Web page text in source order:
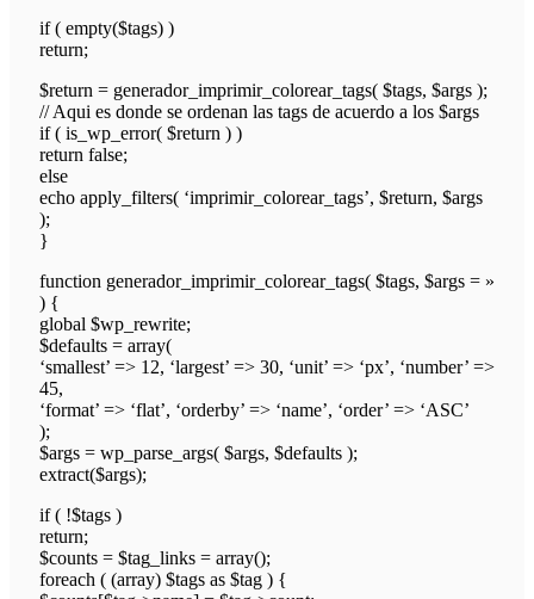
if ( empty($tags) )
return;
$return = generador_imprimir_colorear_tags( $tags, $args );
// Aqui es donde se ordenan las tags de acuerdo a los $args
if ( is_wp_error( $return ) )
return false;
else
echo apply_filters( ‘imprimir_colorear_tags’, $return, $args
);
}
function generador_imprimir_colorear_tags( $tags, $args = »
) {
global $wp_rewrite;
$defaults = array(
‘smallest’ => 12, ‘largest’ => 30, ‘unit’ => ‘px’, ‘number’ =>
45,
‘format’ => ‘flat’, ‘orderby’ => ‘name’, ‘order’ => ‘ASC’
);
$args = wp_parse_args( $args, $defaults );
extract($args);
if ( !$tags )
return;
$counts = $tag_links = array();
foreach ( (array) $tags as $tag ) {